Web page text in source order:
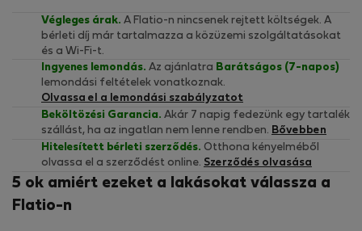
Végleges árak. A Flatio-n nincsenek rejtett költségek. A
bérleti díj már tartalmazza a közüzemi szolgáltatásokat
és a Wi-Fi-t.
Ingyenes lemondás. Az ajánlatra Barátságos (7-napos)
lemondási feltételek vonatkoznak.
Olvassa el a lemondási szabályzatot
Beköltözési Garancia. Akár 7 napig fedezünk egy tartalék
szállást, ha az ingatlan nem lenne rendben. Bővebben
Hitelesített bérleti szerződés. Otthona kényelméből
olvassa el a szerződést online. Szerződés olvasása
5 ok amiért ezeket a lakásokat válassza a
Flatio-n